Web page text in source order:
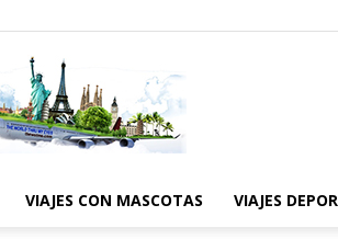
VIAJES CON MASCOTAS VIAJES